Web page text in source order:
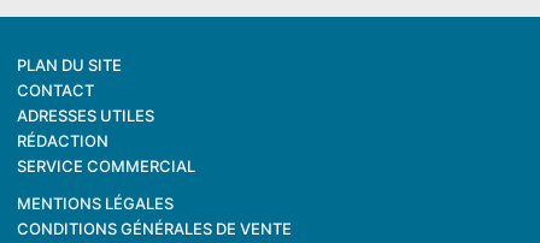
PLAN DU SITE
CONTACT
ADRESSES UTILES
RÉDACTION
SERVICE COMMERCIAL
MENTIONS LÉGALES
CONDITIONS GÉNÉRALES DE VENTE